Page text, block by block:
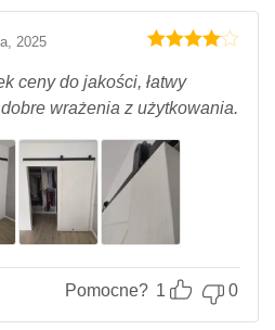
4na 5.
2025
ceny do jakości, łatwy
wrażenia z użytkowania.
Pomocne? 1 0